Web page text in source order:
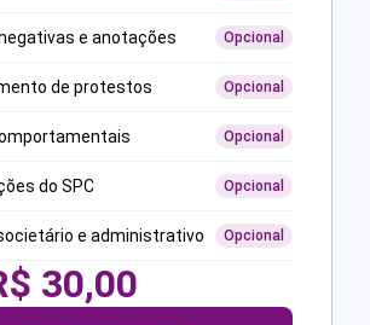
e anotações Opcional
de protestos Opcional
Opcional
do SPC Opcional
e administrativo Opcional
30,00